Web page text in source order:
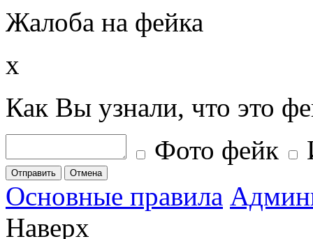
Жалоба на фейка
x
Как Вы узнали, что это
Фото фейк
Отправить Отмена
Основные правила
Наверх